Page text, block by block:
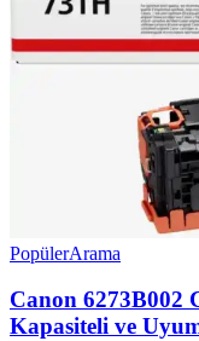
PopülerArama
Canon 6273B002
Kapasiteli ve